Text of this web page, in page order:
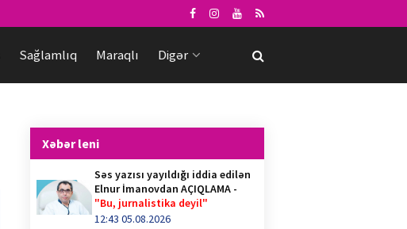
Sağlamlıq Maraqlı Digər
Xəbər leni
Səs yazısı yayıldığı iddia edilən
Elnur İmanovdan AÇIQLAMA -
"Bu, jurnalistika deyil"
12:43 05.08.2026